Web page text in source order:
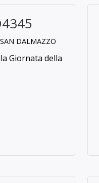
DALMAZZO
Giornata della